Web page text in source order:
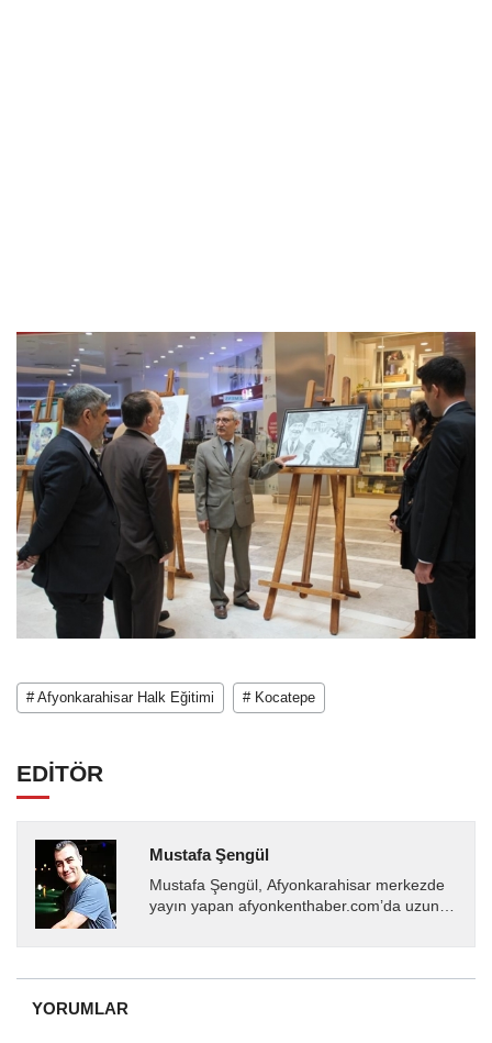
# Afyonkarahisar Halk Eğitimi # Kocatepe
EDİTÖR
Mustafa Şengül
Mustafa Şengül, Afyonkarahisar merkezde
yayın yapan afyonkenthaber.com’da uzun
almakta, haber akışı...
YORUMLAR